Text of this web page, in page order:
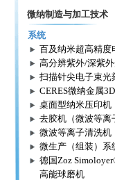
微纳制造与加工技术
系统
百及纳米超高精度
高分辨紫外/深紫
扫描针尖电子束光
CERES微纳金属
桌面型纳米压印机
去胶机（微波等离
微波等离子清洗机
微生产（组装）系
德国Zoz
高能球磨机